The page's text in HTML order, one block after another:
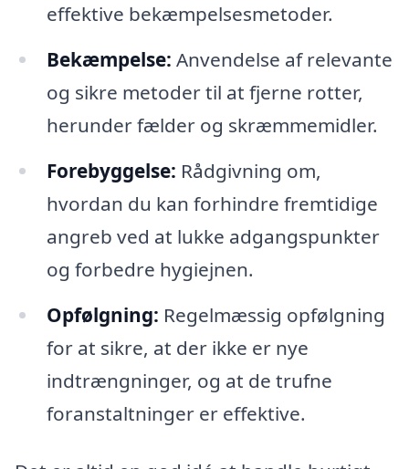
effektive bekæmpelsesmetoder.
Bekæmpelse: Anvendelse af relevante
og sikre metoder til at fjerne rotter,
herunder fælder og skræmmemidler.
Forebyggelse: Rådgivning om,
hvordan du kan forhindre fremtidige
angreb ved at lukke adgangspunkter
og forbedre hygiejnen.
Opfølgning: Regelmæssig opfølgning
for at sikre, at der ikke er nye
indtrængninger, og at de trufne
foranstaltninger er effektive.